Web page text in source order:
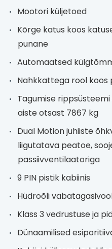
Mootori küljetoed
Kõrge katus koos
punane
Automaatsed
Nahkkattega rool koos
Tagumise
aiste otsast 7867 kg
Dual Motion juhiiste
liigutatava peatoe,
passiivventilaatoriga
9 PIN pistik kabiinis
Hüdroõli
Klass 3 vedrustuse ja
Dünaamilised